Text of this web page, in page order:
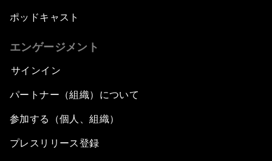
ポッドキャスト
エンゲージメント
サインイン
パートナー（組織）について
参加する（個人、組織）
プレスリリース登録